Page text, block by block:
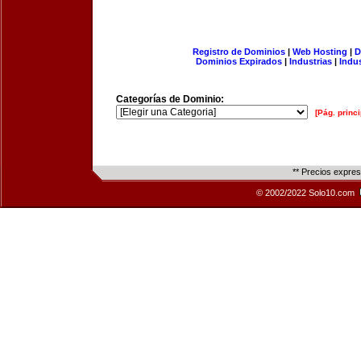
Registro de Dominios| Web Hosting |
Dominios Expirados | Industrias |
Categorías de Dominio:
[Pág.
** Precios
© 2002/2022 Solo10.com